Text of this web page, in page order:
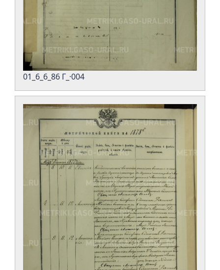
01_6_6_86 Г_·004